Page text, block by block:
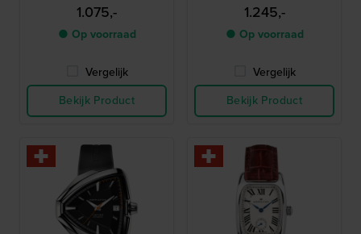
1.075,-
● Op voorraad
Vergelijk
Bekijk Product
1.245,-
● Op voorraad
Vergelijk
Bekijk Product